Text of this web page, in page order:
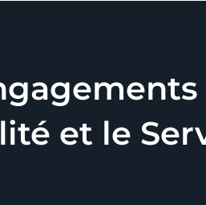
et le